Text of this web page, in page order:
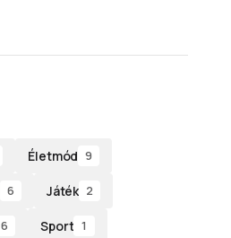
Életmód 9
6 Játék 2
6 Sport 1